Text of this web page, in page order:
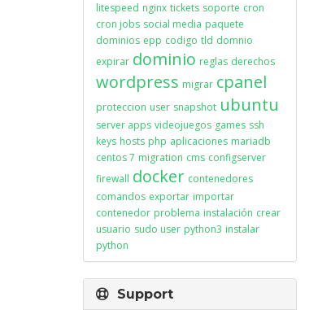
litespeed nginx tickets soporte cron
cron jobs social media paquete
dominios epp codigo tld domnio
expirar dominio reglas derechos
wordpress migrar cpanel
proteccion user snapshot ubuntu
server apps videojuegos games ssh
keys hosts php aplicaciones mariadb
centos 7 migration cms configserver
firewall docker contenedores
comandos exportar importar
contenedor problema instalación crear
usuario sudo user python3 instalar
python
Support